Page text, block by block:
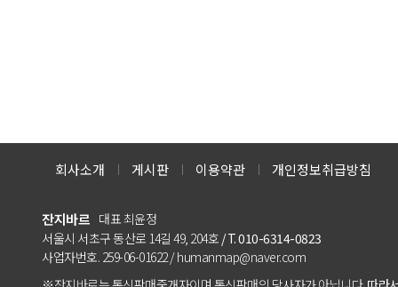
회사소개 게시판 이용약관 개인정보취급방침
잔지바르 대표 최윤정
서울시 서초구 동산로 14길 49, 204호 / T. 010-6314-0823
사업자번호. 259-06-01622 / humanmap@naver.com